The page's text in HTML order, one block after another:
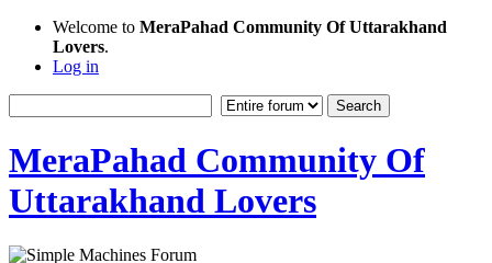
Welcome to MeraPahad Community Of Uttarakhand
Lovers.
Log in
MeraPahad Community Of
Uttarakhand Lovers